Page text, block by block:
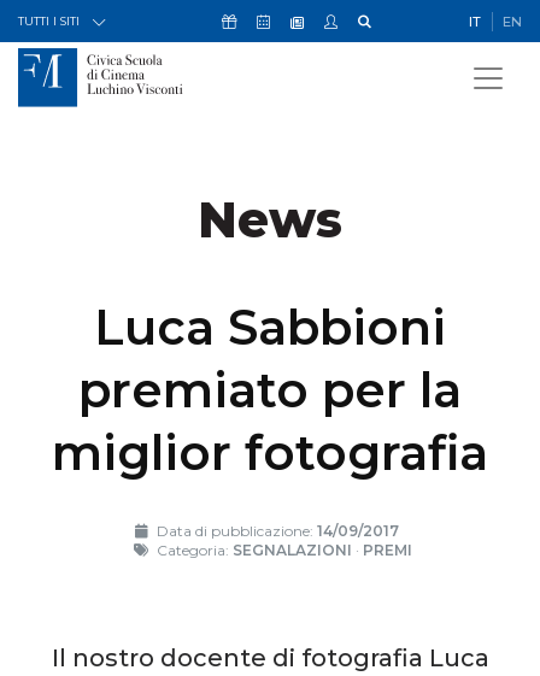
Skip to Content
TUTTI I SITI Icona Sostienici
Icona Calendario Eventi
Icona Newsletter
Icona My Civica IT EN
News
Luca Sabbioni
premiato per la
miglior fotografia
Data di pubblicazione:14/09/2017
Categoria: SEGNALAZIONI · PREMI
Il nostro docente di fotografia Luca